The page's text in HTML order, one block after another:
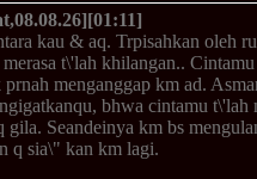
kau & aq. Trpisahkan oleh
t\'lah khilangan..
menganggap km ad.
bhwa cintamu t\'lah
gila. Seandeinya km bs
q sia\" kan km lagi.